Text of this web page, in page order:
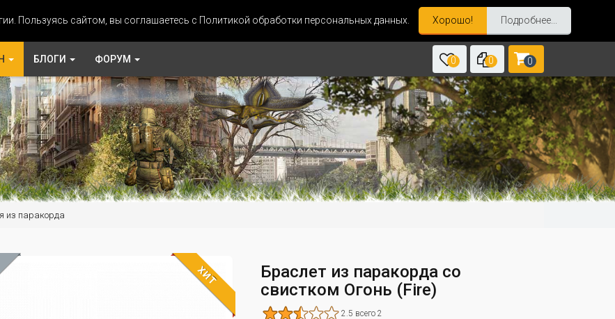
Пользуясь сайтом, вы соглашаетесь с Политикой обработки персональных данных. Хорошо! Подробнее...
БЛОГИ ФОРУМ 0 0 0
из паракорда
ХИТ
Браслет из паракорда со
свистком Огонь (Fire)
2.5 всего 2